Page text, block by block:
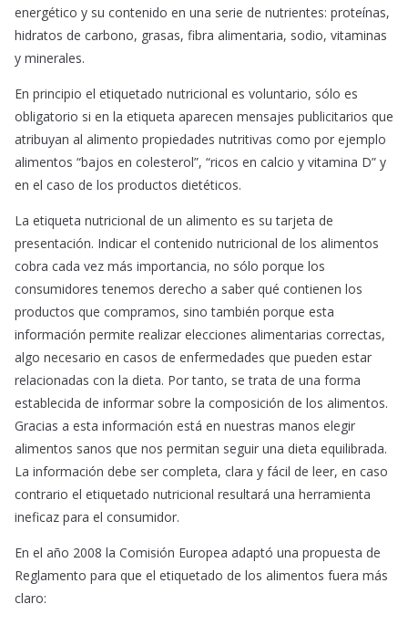
energético y su contenido en una serie de nutrientes: proteínas,
hidratos de carbono, grasas, fibra alimentaria, sodio, vitaminas
y minerales.
En principio el etiquetado nutricional es voluntario, sólo es
obligatorio si en la etiqueta aparecen mensajes publicitarios que
atribuyan al alimento propiedades nutritivas como por ejemplo
alimentos “bajos en colesterol”, “ricos en calcio y vitamina D” y
en el caso de los productos dietéticos.
La etiqueta nutricional de un alimento es su tarjeta de
presentación. Indicar el contenido nutricional de los alimentos
cobra cada vez más importancia, no sólo porque los
consumidores tenemos derecho a saber qué contienen los
productos que compramos, sino también porque esta
información permite realizar elecciones alimentarias correctas,
algo necesario en casos de enfermedades que pueden estar
relacionadas con la dieta. Por tanto, se trata de una forma
establecida de informar sobre la composición de los alimentos.
Gracias a esta información está en nuestras manos elegir
alimentos sanos que nos permitan seguir una dieta equilibrada.
La información debe ser completa, clara y fácil de leer, en caso
contrario el etiquetado nutricional resultará una herramienta
ineficaz para el consumidor.
En el año 2008 la Comisión Europea adaptó una propuesta de
Reglamento para que el etiquetado de los alimentos fuera más
claro: